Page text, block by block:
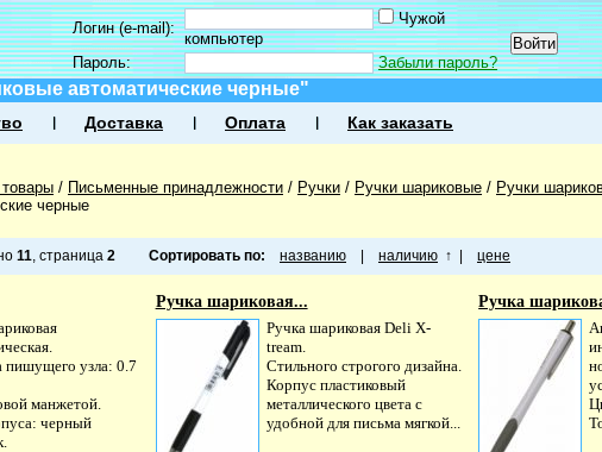
Логин (e-mail):
Чужой
компьютер
Пароль:
Забыли пароль?
автоматические черные"
Доставка Оплата Как заказать
/ Письменные принадлежности / Ручки / Ручки шариковые / Ручки
черные
11, страница 2 Сортировать по: названию наличию ↑ цене
пишущего узла: 0.7
манжетой.
черный
Ручка шариковая...
Ручка шариковая Deli X-
tream.
Стильного строгого дизайна.
Корпус пластиковый
металлического цвета с
удобной для письма мягкой...
Ручка